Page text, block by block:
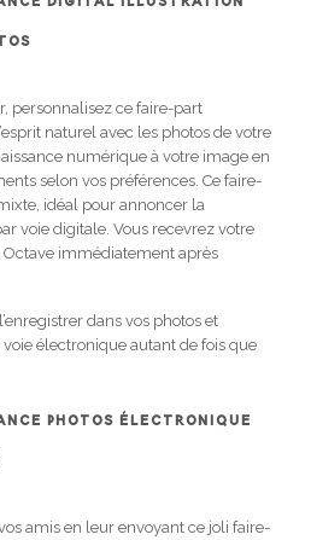
personnalisez ce faire-part
naturel avec les photos de votre
numérique à votre image en
selon vos préférences. Ce faire-
idéal pour annoncer la
voie digitale. Vous recevrez votre
immédiatement après
dans vos photos et
voie électronique autant de fois que
PHOTOS ÉLECTRONIQUE
amis en leur envoyant ce joli faire-